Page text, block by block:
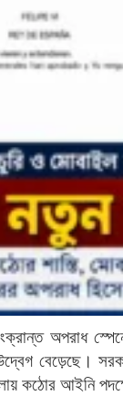
অপরাধ
উদ্বেগ বেড়েছে।
কঠোর আইনি